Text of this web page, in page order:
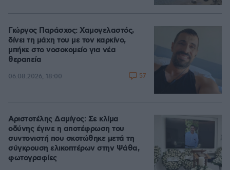
Γιώργος Παράσχος: Χαμογελαστός,
δίνει τη μάχη του με τον καρκίνο,
μπήκε στο νοσοκομείο για νέα
θεραπεία
06.08.2026, 18:00 57
Αριστοτέλης Δαμίγος: Σε κλίμα
οδύνης έγινε η αποτέφρωση του
συντονιστή που σκοτώθηκε μετά τη
σύγκρουση ελικοπτέρων στην Ψάθα,
φωτογραφίες